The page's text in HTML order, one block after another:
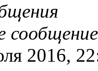
сообщение
2016,